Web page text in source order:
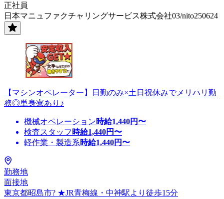
正社員
日本マニュファクチャリングサービス株式会社03/nito250624
【マシンオペレーター】日勤のみ×土日祝休みでメリハリ勤
務◎単身寮あり♪
機械オペレーション時給1,440円〜
検査スタッフ 時給1,440円〜
軽作業・製造系時給1,440円〜
勤務地
面接地
東京都昭島市? ★JR青梅線・中神駅より徒歩15分